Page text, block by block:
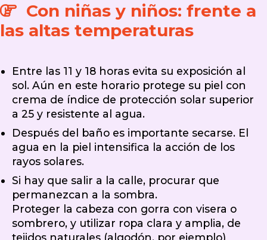
Con niñas y niños: frente a
las altas temperaturas
Entre las 11 y 18 horas evita su exposición al
sol. Aún en este horario protege su piel con
crema de índice de protección solar superior
a 25 y resistente al agua.
Después del baño es importante secarse. El
agua en la piel intensifica la acción de los
rayos solares.
Si hay que salir a la calle, procurar que
permanezcan a la sombra.
Proteger la cabeza con gorra con visera o
sombrero, y utilizar ropa clara y amplia, de
tejidos naturales (algodón, por ejemplo)